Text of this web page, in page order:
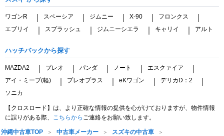
ワゴンR スペーシア ジムニー X-90 フロンクス
エブリイ スプラッシュ ジムニーシエラ キャリイ アルト
ハッチバックから探す
MAZDA2 プレオ パンダ ノート エスクァイア
アイ・ミーブ(軽) プレオプラス eKワゴン デリカD：2
ソニカ
【クロスロード】は、より正確な情報の提供を心がけておりますが、物件情報
に誤りがある際、 こちらから ご連絡をお願い致します。
沖縄中古車TOP 中古車メーカー
スズキの中古車